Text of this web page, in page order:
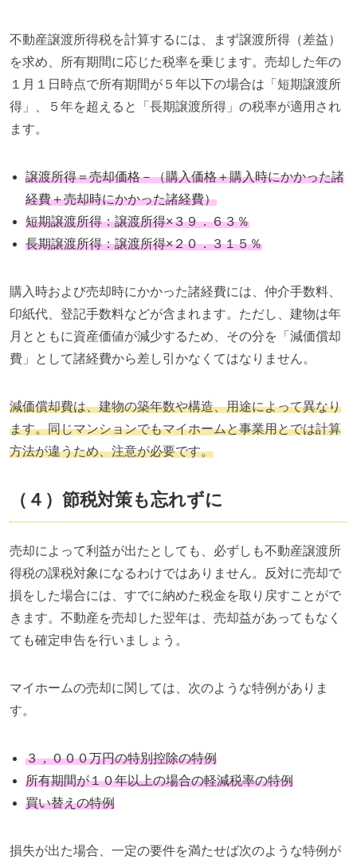
不動産譲渡所得税を計算するには、まず譲渡所得（差益）
を求め、所有期間に応じた税率を乗じます。売却した年の
１月１日時点で所有期間が５年以下の場合は「短期譲渡所
得」、５年を超えると「長期譲渡所得」の税率が適用され
ます。
譲渡所得＝売却価格－（購入価格＋購入時にかかった諸
経費＋売却時にかかった諸経費）
短期譲渡所得：譲渡所得×３９．６３％
長期譲渡所得：譲渡所得×２０．３１５％
購入時および売却時にかかった諸経費には、仲介手数料、
印紙代、登記手数料などが含まれます。ただし、建物は年
月とともに資産価値が減少するため、その分を「減価償却
費」として諸経費から差し引かなくてはなりません。
減価償却費は、建物の築年数や構造、用途によって異なり
ます。同じマンションでもマイホームと事業用とでは計算
方法が違うため、注意が必要です。
（４）節税対策も忘れずに
売却によって利益が出たとしても、必ずしも不動産譲渡所
得税の課税対象になるわけではありません。反対に売却で
損をした場合には、すでに納めた税金を取り戻すことがで
きます。不動産を売却した翌年は、売却益があってもなく
ても確定申告を行いましょう。
マイホームの売却に関しては、次のような特例がありま
す。
３，０００万円の特別控除の特例
所有期間が１０年以上の場合の軽減税率の特例
買い替えの特例
損失が出た場合、一定の要件を満たせば次のような特例が